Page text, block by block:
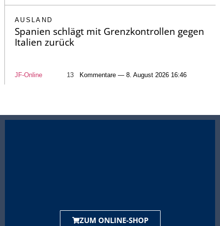
AUSLAND
Spanien schlägt mit Grenzkontrollen gegen
Italien zurück
JF-Online 13 Kommentare — 8. August 2026 16:46
ZUM ONLINE-SHOP